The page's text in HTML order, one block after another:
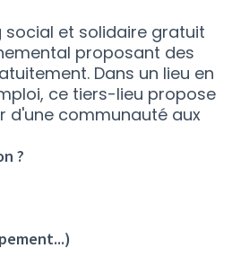
social et solidaire gratuit
proposant des
Dans un lieu en
ce tiers-lieu propose
d'une communauté aux
?